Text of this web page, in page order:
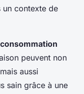
un contexte de
peuvent non
aussi
sain grâce à une